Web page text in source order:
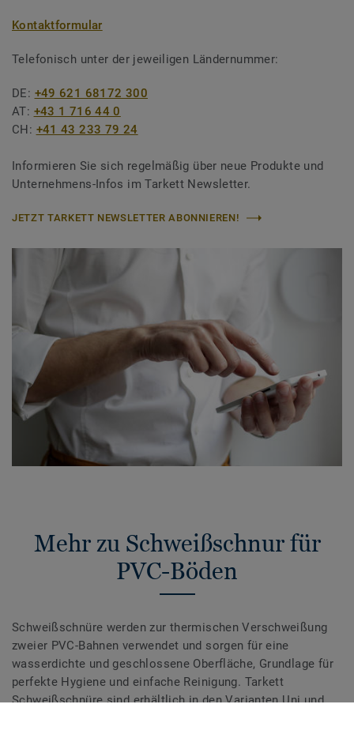
Kontaktformular
Telefonisch unter der jeweiligen Ländernummer:
DE: +49 621 68172 300
AT: +43 1 716 44 0
CH: +41 43 233 79 24
Informieren Sie sich regelmäßig über neue Produkte und
Unternehmens-Infos im Tarkett Newsletter.
JETZT TARKETT NEWSLETTER ABONNIEREN!
Mehr zu Schweißschnur für
PVC-Böden
Schweißschnüre werden zur thermischen Verschweißung
zweier PVC-Bahnen verwendet und sorgen für eine
wasserdichte und geschlossene Oberfläche, Grundlage für
perfekte Hygiene und einfache Reinigung. Tarkett
Schweißschnüre sind erhältlich in den Varianten Uni und